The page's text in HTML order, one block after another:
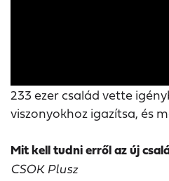
233 ezer család vette
viszonyokhoz igazítsa, és
Mit kell tudni erről az új
CSOK Plusz